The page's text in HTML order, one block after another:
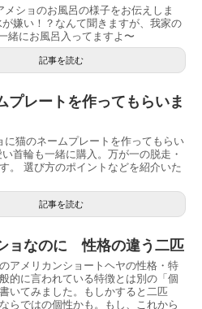
メショのお風呂の様子をお伝えしま
嫌い！？なんて聞きますが、我家の
緒にお風呂入ってますよ〜
記事を読む
プレートを作ってもらいま
に猫のネームプレートを作ってもらい
首輪も一緒に購入。万が一の脱走・
。 選び方のポイントなどを紹介いた
記事を読む
ョなのに 性格の違う二匹
アメリカンショートヘヤの性格・特
的に言われている特徴とは別の「個
いてみました。もしかすると二匹
ならではの個性かも。もし、これから